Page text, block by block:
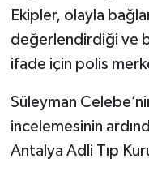
Ekipler, olayla
değerlendirdiği ve
ifade için polis
Süleyman
incelemesinin
Antalya Adli Tıp